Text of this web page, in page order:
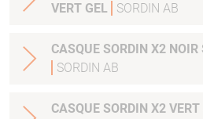
VERT GEL
SORDIN AB
CASQUE SORDIN X2 NOIR
SORDIN AB
CASQUE SORDIN X2